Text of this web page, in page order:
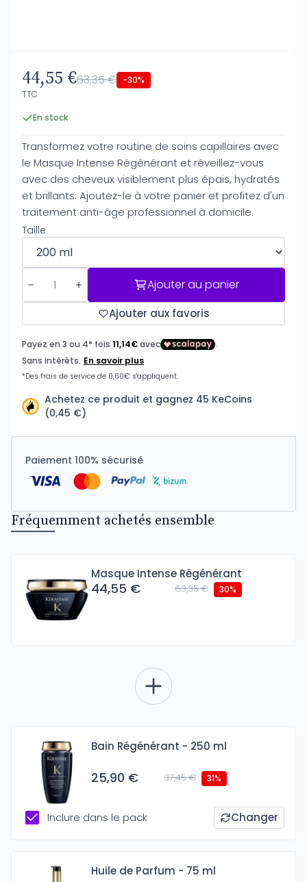
44,55 €63,35 € -30%
TTC
En stock
Transformez votre routine de soins capillaires avec
le Masque Intense Régénérant et réveillez-vous
avec des cheveux visiblement plus épais, hydratés
et brillants. Ajoutez-le à votre panier et profitez d'un
traitement anti-âge professionnel à domicile.
Taille
Ajouter au panier
Ajouter aux favoris
Achetez ce produit et gagnez 45 KeCoins
(0,45 €)
Paiement 100% sécurisé
Fréquemment achetés ensemble
Masque Intense Régénérant
44,55 € 63,35 € 30%
Bain Régénérant - 250 ml
25,90 € 37,45 € 31%
Inclure dans le pack Changer
Huile de Parfum - 75 ml